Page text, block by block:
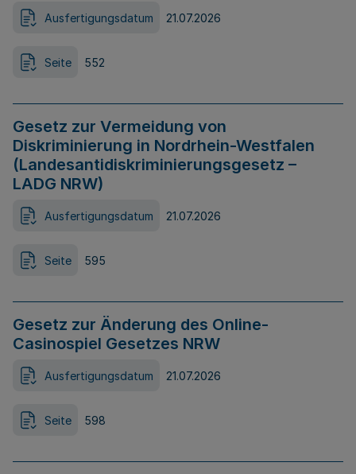
Ausfertigungsdatum 21.07.2026
Seite 552
Gesetz zur Vermeidung von
Diskriminierung in Nordrhein-Westfalen
(Landesantidiskriminierungsgesetz –
LADG NRW)
Ausfertigungsdatum 21.07.2026
Seite 595
Gesetz zur Änderung des Online-
Casinospiel Gesetzes NRW
Ausfertigungsdatum 21.07.2026
Seite 598